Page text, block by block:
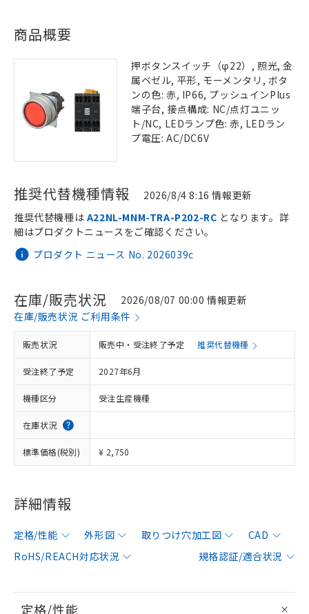
商品概要
押ボタンスイッチ（φ22）, 照光, 金
属ベゼル, 平形, モーメンタリ, ボタ
ンの色: 赤, IP66, プッシュインPlus
端子台, 接点構成: NC/点灯ユニッ
ト/NC, LEDランプ色: 赤, LEDラン
プ電圧: AC/DC6V
推奨代替機種情報 2026/8/4 8:16 情報更新
プロダクト ニュース No. 2026039c
推奨代替機種は A22NL-MNM-TRA-P202-RC となります。詳
細はプロダクトニュースをご確認ください。
在庫/販売状況
2026/08/07 00:00 情報更新
在庫/販売状況 ご利用条件
販売状況 販売中・受注終了予定 推奨代替機種
受注終了予定 2027年6月
機種区分 受注生産機種
在庫状況
標準価格(税別) ¥ 2,750
詳細情報
定格/性能 外形図 取りつけ穴加工図
CAD
RoHS/REACH対応状況
規格認証/適合状況
定格/性能